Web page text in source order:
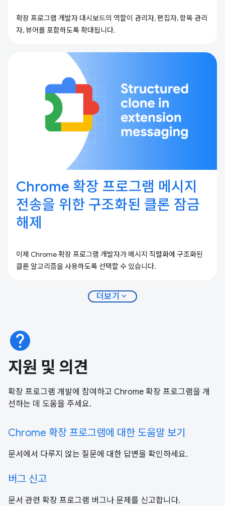
확장 프로그램 개발자 대시보드의 역할이 관리자, 편집자, 항목 관리
자, 뷰어를 포함하도록 확대됩니다.
Chrome 확장 프로그램 메시지
전송을 위한 구조화된 클론 잠금
해제
이제 Chrome 확장 프로그램 개발자가 메시지 직렬화에 구조화된
클론 알고리즘을 사용하도록 선택할 수 있습니다.
더보기 expand_more
help
지원 및 의견
확장 프로그램 개발에 참여하고 Chrome 확장 프로그램을 개
선하는 데 도움을 주세요.
Chrome 확장 프로그램에 대한 도움말 보기
문서에서 다루지 않는 질문에 대한 답변을 확인하세요.
버그 신고
문서 관련 확장 프로그램 버그나 문제를 신고합니다.